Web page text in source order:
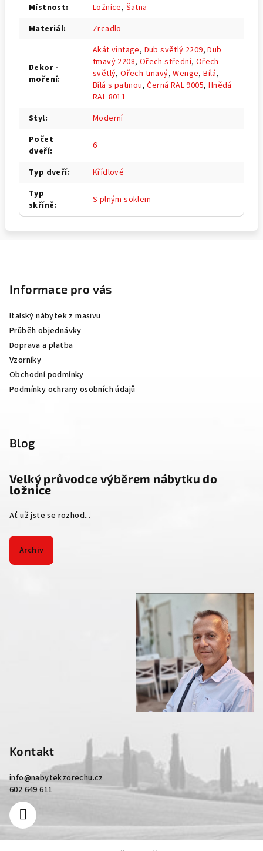
Místnost: Ložnice, Šatna
Materiál: Zrcadlo
Dekor -
moření:
Akát vintage, Dub světlý 2209,Dub
tmavý 2208, Ořech střední, Ořech
světlý,Ořech tmavý,Wenge,Bílá,
Bílá s patinou,Černá RAL 9005, Hnědá
RAL 8011
Styl:
Moderní
Počet
dveří: 6
Typ dveří:
Křídlové
Typ
skříně: S plným soklem
Informace pro vás
Italský nábytek z masivu
Průběh objednávky
Doprava a platba
Vzorníky
Obchodní podmínky
Podmínky ochrany osobních údajů
Blog
Velký průvodce výběrem nábytku do
ložnice
Ať už jste se rozhod...
Archiv
Kontakt
info@nabytekzorechu.cz
602 649 611